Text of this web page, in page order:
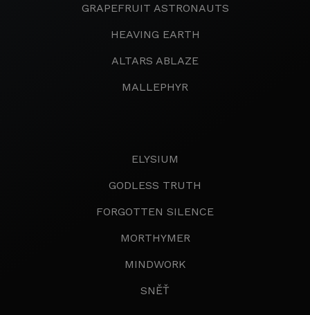
GRAPEFRUIT ASTRONAUTS
HEAVING EARTH
ALTARS ABLAZE
MALLEPHYR
ELYSIUM
GODLESS TRUTH
FORGOTTEN SILENCE
MORTHYMER
MINDWORK
SNĚŤ